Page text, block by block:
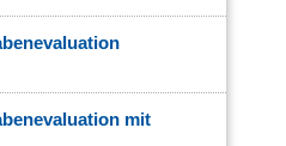
mit